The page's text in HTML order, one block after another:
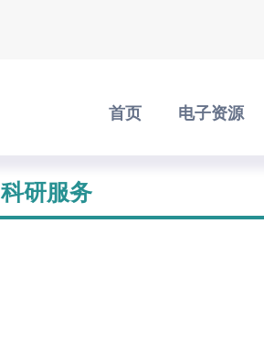
首页 电子资源
科研服务